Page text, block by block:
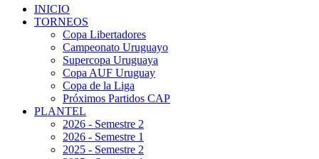
INICIO
TORNEOS
Copa Libertadores
Campeonato Uruguayo
Supercopa Uruguaya
Copa AUF Uruguay
Copa de la Liga
Próximos Partidos CAP
PLANTEL
2026 - Semestre 2
2026 - Semestre 1
2025 - Semestre 2